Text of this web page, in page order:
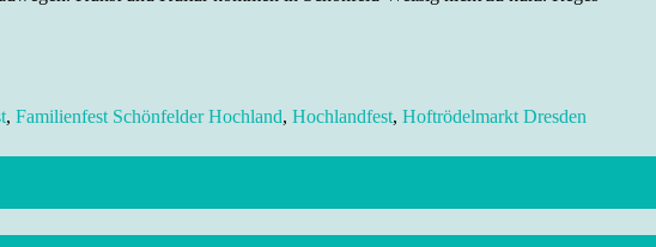
, Familienfest Schönfelder Hochland, Hochlandfest, Hoftrödelmarkt Dresden